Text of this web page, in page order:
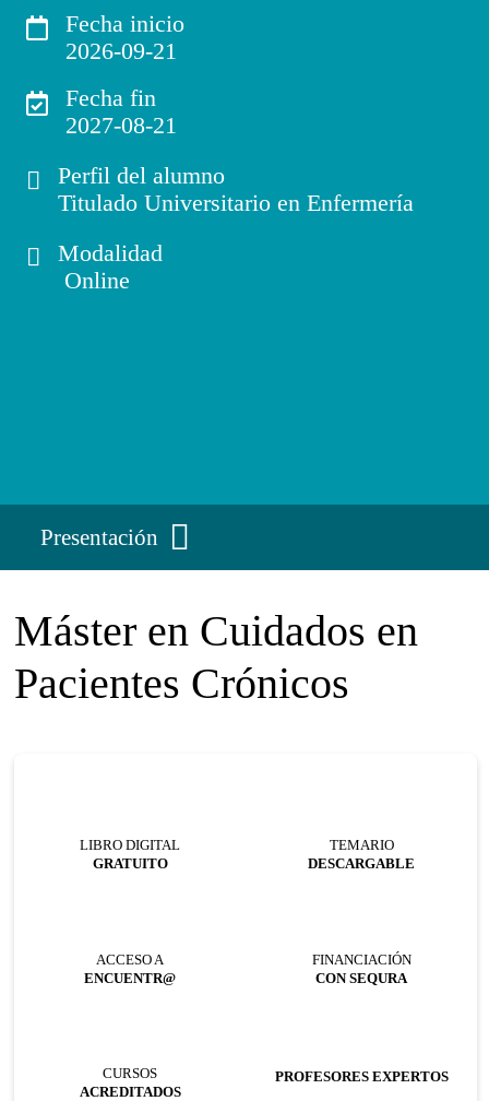
Fecha inicio
2026-09-21
Fecha fin
2027-08-21
Perfil del alumno
Titulado Universitario en Enfermería
Modalidad
Online
Presentación
Máster en Cuidados en
Pacientes Crónicos
LIBRO DIGITAL
GRATUITO
TEMARIO
DESCARGABLE
ACCESO A
ENCUENTR@
FINANCIACIÓN
CON SEQURA
CURSOS
ACREDITADOS
PROFESORES EXPERTOS